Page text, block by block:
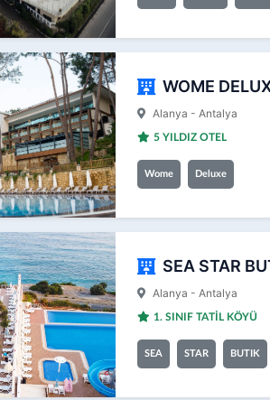
WOME
Alanya - Antalya
5 YILDIZ OTEL
Wome Deluxe
SEA STAR
Alanya - Antalya
1. SINIF TATİL KÖYÜ
SEA STAR BUTIK